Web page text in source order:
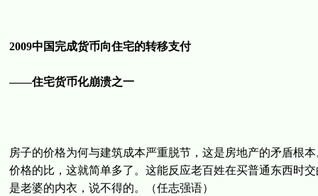
2009中国完成货币向住宅的转移支付
——住宅货币化崩溃之一
房子的价格为何与建筑成本严重脱节，这是房地产的矛盾根
价格的比，这就简单多了。这能反应老百姓在买普通东西时
是老婆的内衣，说不得的。（任志强语）